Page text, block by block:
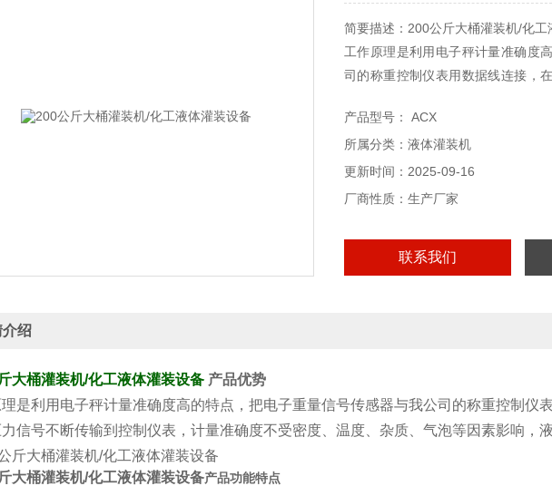
简要描述：200公斤大桶灌装机/化
工作原理是利用电子秤计量准确度
司的称重控制仪表用数据线连接，
杂半固体也可准确计量。
产品型号： ACX
所属分类：液体灌装机
更新时间：2025-09-16
厂商性质：生产厂家
联系我们
绍
大桶灌装机/化工液体灌装设备 产品优势
是利用电子秤计量准确度高的特点，把电子重量信号传感器与我公司的称重控制仪
信号不断传输到控制仪表，计量准确度不受密度、温度、杂质、气泡等因素影响，
大桶灌装机/化工液体灌装设备产品功能特点